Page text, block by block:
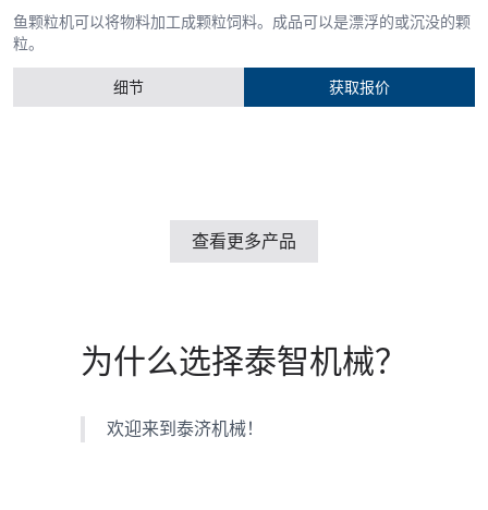
鱼颗粒机可以将物料加工成颗粒饲料。成品可以是漂浮的或沉没的颗
粒。
细节
获取报价
查看更多产品
为什么选择泰智机械？
欢迎来到泰济机械！